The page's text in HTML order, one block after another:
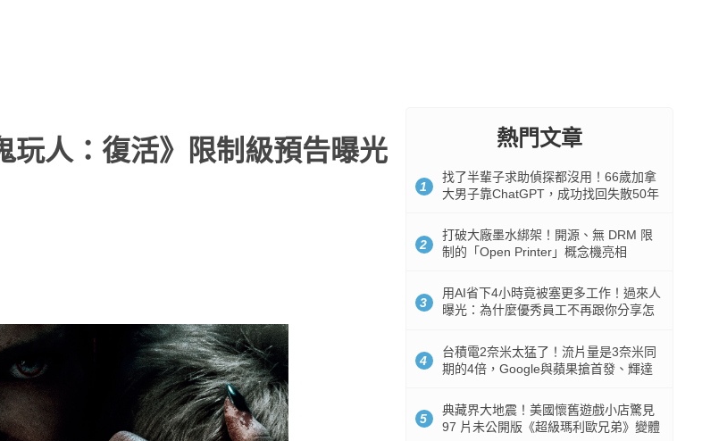
玩人：復活》限制級預告曝光 熱門文章
1
找了半輩子求助偵探都沒用！66歲加拿
大男子靠ChatGPT，成功找回失散50年
2
打破大廠墨水綁架！開源、無 DRM 限
制的「Open Printer」概念機亮相
3
用AI省下4小時竟被塞更多工作！過來人
曝光：為什麼優秀員工不再跟你分享怎
4
台積電2奈米太猛了！流片量是3奈米同
期的4倍，Google與蘋果搶首發、輝達
5
典藏界大地震！美國懷舊遊戲小店驚見
97 片未公開版《超級瑪利歐兄弟》變體